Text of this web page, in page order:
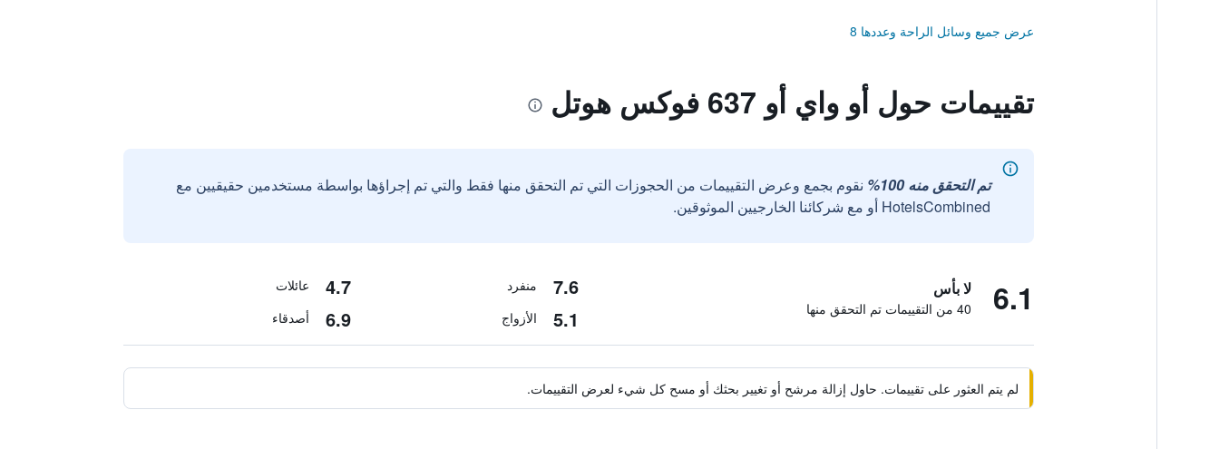
عرض جميع وسائل الراحة وعددها 8
تقييمات حول أو واي أو 637 فوكس هوتل
تم التحقق منه 100%
نقوم بجمع وعرض التقييمات من الحجوزات التي تم التحقق منها فقط والتي تم إجراؤها بواسطة مستخدمين حقيقيين مع
HotelsCombined أو مع شركائنا الخارجيين الموثوقين.
6.1 لا بأس
40 من التقييمات تم التحقق منها
7.6 منفرد 4.7 عائلات
5.1 الأزواج 6.9 أصدقاء
لم يتم العثور على تقييمات. حاول إزالة مرشح أو تغيير بحثك أو مسح كل شيء لعرض التقييمات.